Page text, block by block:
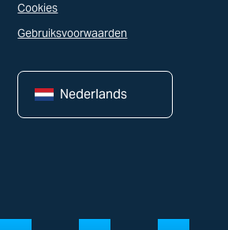
Cookies
Gebruiksvoorwaarden
Nederlands